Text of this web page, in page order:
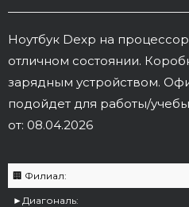
Ноутбук Dexp на
отличном состоянии.
зарядным устройством.
подойдет для работы/
от: 08.04.2026
🏢 Филиал:
►Диагональ: